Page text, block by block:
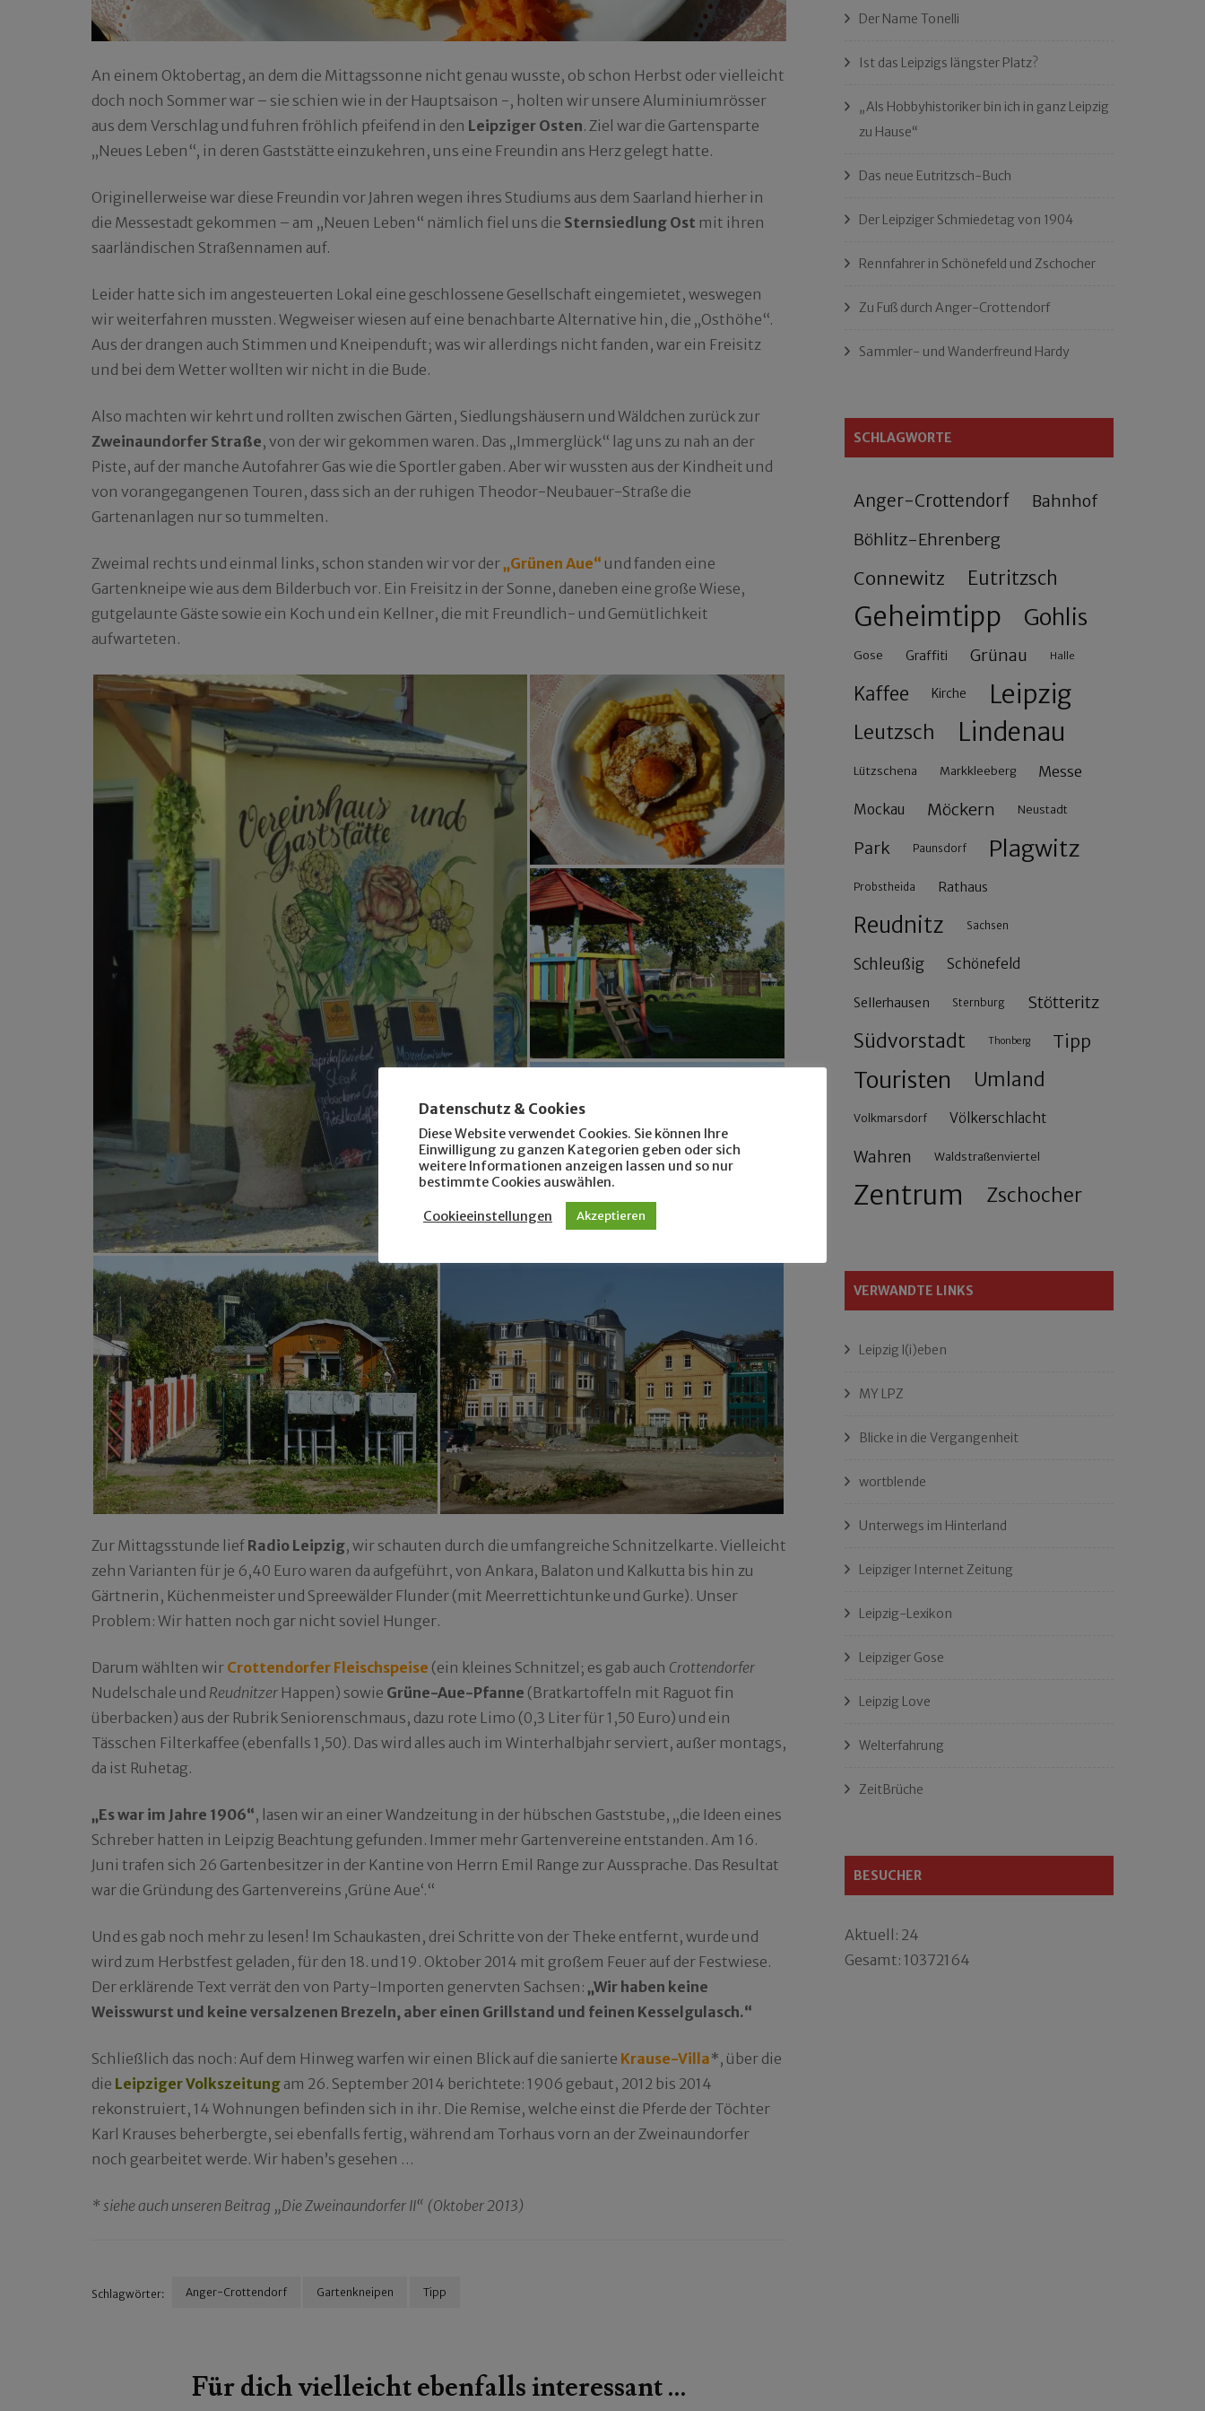
An einem Oktobertag, an dem die Mittagssonne nicht genau wusste, ob schon Herbst oder vielleicht
doch noch Sommer war – sie schien wie in der Hauptsaison -, holten wir unsere Aluminiumrösser
aus dem Verschlag und fuhren fröhlich pfeifend in den Leipziger Osten. Ziel war die Gartensparte
„Neues Leben“, in deren Gaststätte einzukehren, uns eine Freundin ans Herz gelegt hatte.
Originellerweise war diese Freundin vor Jahren wegen ihres Studiums aus dem Saarland hierher in
die Messestadt gekommen – am „Neuen Leben“ nämlich fiel uns die Sternsiedlung Ost mit ihren
saarländischen Straßennamen auf.
Leider hatte sich im angesteuerten Lokal eine geschlossene Gesellschaft eingemietet, weswegen
wir weiterfahren mussten. Wegweiser wiesen auf eine benachbarte Alternative hin, die „Osthöhe“.
Aus der drangen auch Stimmen und Kneipenduft; was wir allerdings nicht fanden, war ein Freisitz
und bei dem Wetter wollten wir nicht in die Bude.
Also machten wir kehrt und rollten zwischen Gärten, Siedlungshäusern und Wäldchen zurück zur
Zweinaundorfer Straße, von der wir gekommen waren. Das „Immerglück“ lag uns zu nah an der
Piste, auf der manche Autofahrer Gas wie die Sportler gaben. Aber wir wussten aus der Kindheit und
von vorangegangenen Touren, dass sich an der ruhigen Theodor-Neubauer-Straße die
Gartenanlagen nur so tummelten.
Zweimal rechts und einmal links, schon standen wir vor der „Grünen Aue“ und fanden eine
Gartenkneipe wie aus dem Bilderbuch vor. Ein Freisitz in der Sonne, daneben eine große Wiese,
gutgelaunte Gäste sowie ein Koch und ein Kellner, die mit Freundlich- und Gemütlichkeit
aufwarteten.
Zur Mittagsstunde lief Radio Leipzig, wir schauten durch die umfangreiche Schnitzelkarte. Vielleicht
zehn Varianten für je 6,40 Euro waren da aufgeführt, von Ankara, Balaton und Kalkutta bis hin zu
Gärtnerin, Küchenmeister und Spreewälder Flunder (mit Meerrettichtunke und Gurke). Unser
Problem: Wir hatten noch gar nicht soviel Hunger.
Darum wählten wir Crottendorfer Fleischspeise (ein kleines Schnitzel; es gab auch Crottendorfer
Nudelschale und Reudnitzer Happen) sowie Grüne-Aue-Pfanne (Bratkartoffeln mit Raguot fin
überbacken) aus der Rubrik Seniorenschmaus, dazu rote Limo (0,3 Liter für 1,50 Euro) und ein
Tässchen Filterkaffee (ebenfalls 1,50). Das wird alles auch im Winterhalbjahr serviert, außer montags,
da ist Ruhetag.
„Es war im Jahre 1906“, lasen wir an einer Wandzeitung in der hübschen Gaststube, „die Ideen eines
Schreber hatten in Leipzig Beachtung gefunden. Immer mehr Gartenvereine entstanden. Am 16.
Juni trafen sich 26 Gartenbesitzer in der Kantine von Herrn Emil Range zur Aussprache. Das Resultat
war die Gründung des Gartenvereins ‚Grüne Aue‘.“
Und es gab noch mehr zu lesen! Im Schaukasten, drei Schritte von der Theke entfernt, wurde und
wird zum Herbstfest geladen, für den 18. und 19. Oktober 2014 mit großem Feuer auf der Festwiese.
Der erklärende Text verrät den von Party-Importen genervten Sachsen: „Wir haben keine
Weisswurst und keine versalzenen Brezeln, aber einen Grillstand und feinen Kesselgulasch.“
Schließlich das noch: Auf dem Hinweg warfen wir einen Blick auf die sanierte Krause-Villa*, über die
die Leipziger Volkszeitung am 26. September 2014 berichtete: 1906 gebaut, 2012 bis 2014
rekonstruiert, 14 Wohnungen befinden sich in ihr. Die Remise, welche einst die Pferde der Töchter
Karl Krauses beherbergte, sei ebenfalls fertig, während am Torhaus vorn an der Zweinaundorfer
noch gearbeitet werde. Wir haben’s gesehen …
* siehe auch unseren Beitrag „Die Zweinaundorfer II“ (Oktober 2013)
Schlagwörter: Anger-Crottendorf Gartenkneipen Tipp
Für dich vielleicht ebenfalls interessant …
Der Name Tonelli
Ist das Leipzigs längster Platz?
„Als Hobbyhistoriker bin ich in ganz Leipzig
zu Hause“
Das neue Eutritzsch-Buch
Der Leipziger Schmiedetag von 1904
Rennfahrer in Schönefeld und Zschocher
Zu Fuß durch Anger-Crottendorf
Sammler- und Wanderfreund Hardy
SCHLAGWORTE
Anger-Crottendorf Bahnhof
Böhlitz-Ehrenberg
Connewitz Eutritzsch
Geheimtipp Gohlis
Gose Graffiti Grünau Halle
Kaffee Kirche Leipzig
Leutzsch Lindenau
Lützschena Markkleeberg Messe
Mockau Möckern Neustadt
Park Paunsdorf Plagwitz
Probstheida Rathaus
Reudnitz Sachsen
Schleußig Schönefeld
Sellerhausen Sternburg Stötteritz
Südvorstadt Thonberg Tipp
Touristen Umland
Volkmarsdorf Völkerschlacht
Wahren Waldstraßenviertel
Zentrum Zschocher
VERWANDTE LINKS
Leipzig l(i)eben
MY LPZ
Blicke in die Vergangenheit
wortblende
Unterwegs im Hinterland
Leipziger Internet Zeitung
Leipzig-Lexikon
Leipziger Gose
Leipzig Love
Welterfahrung
ZeitBrüche
BESUCHER
Aktuell: 24
Gesamt: 10372164
Datenschutz & Cookies
Diese Website verwendet Cookies. Sie können Ihre
Einwilligung zu ganzen Kategorien geben oder sich
weitere Informationen anzeigen lassen und so nur
bestimmte Cookies auswählen.
Cookieeinstellungen Akzeptieren